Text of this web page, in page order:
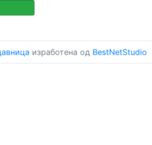
изработена од BestNetStudio